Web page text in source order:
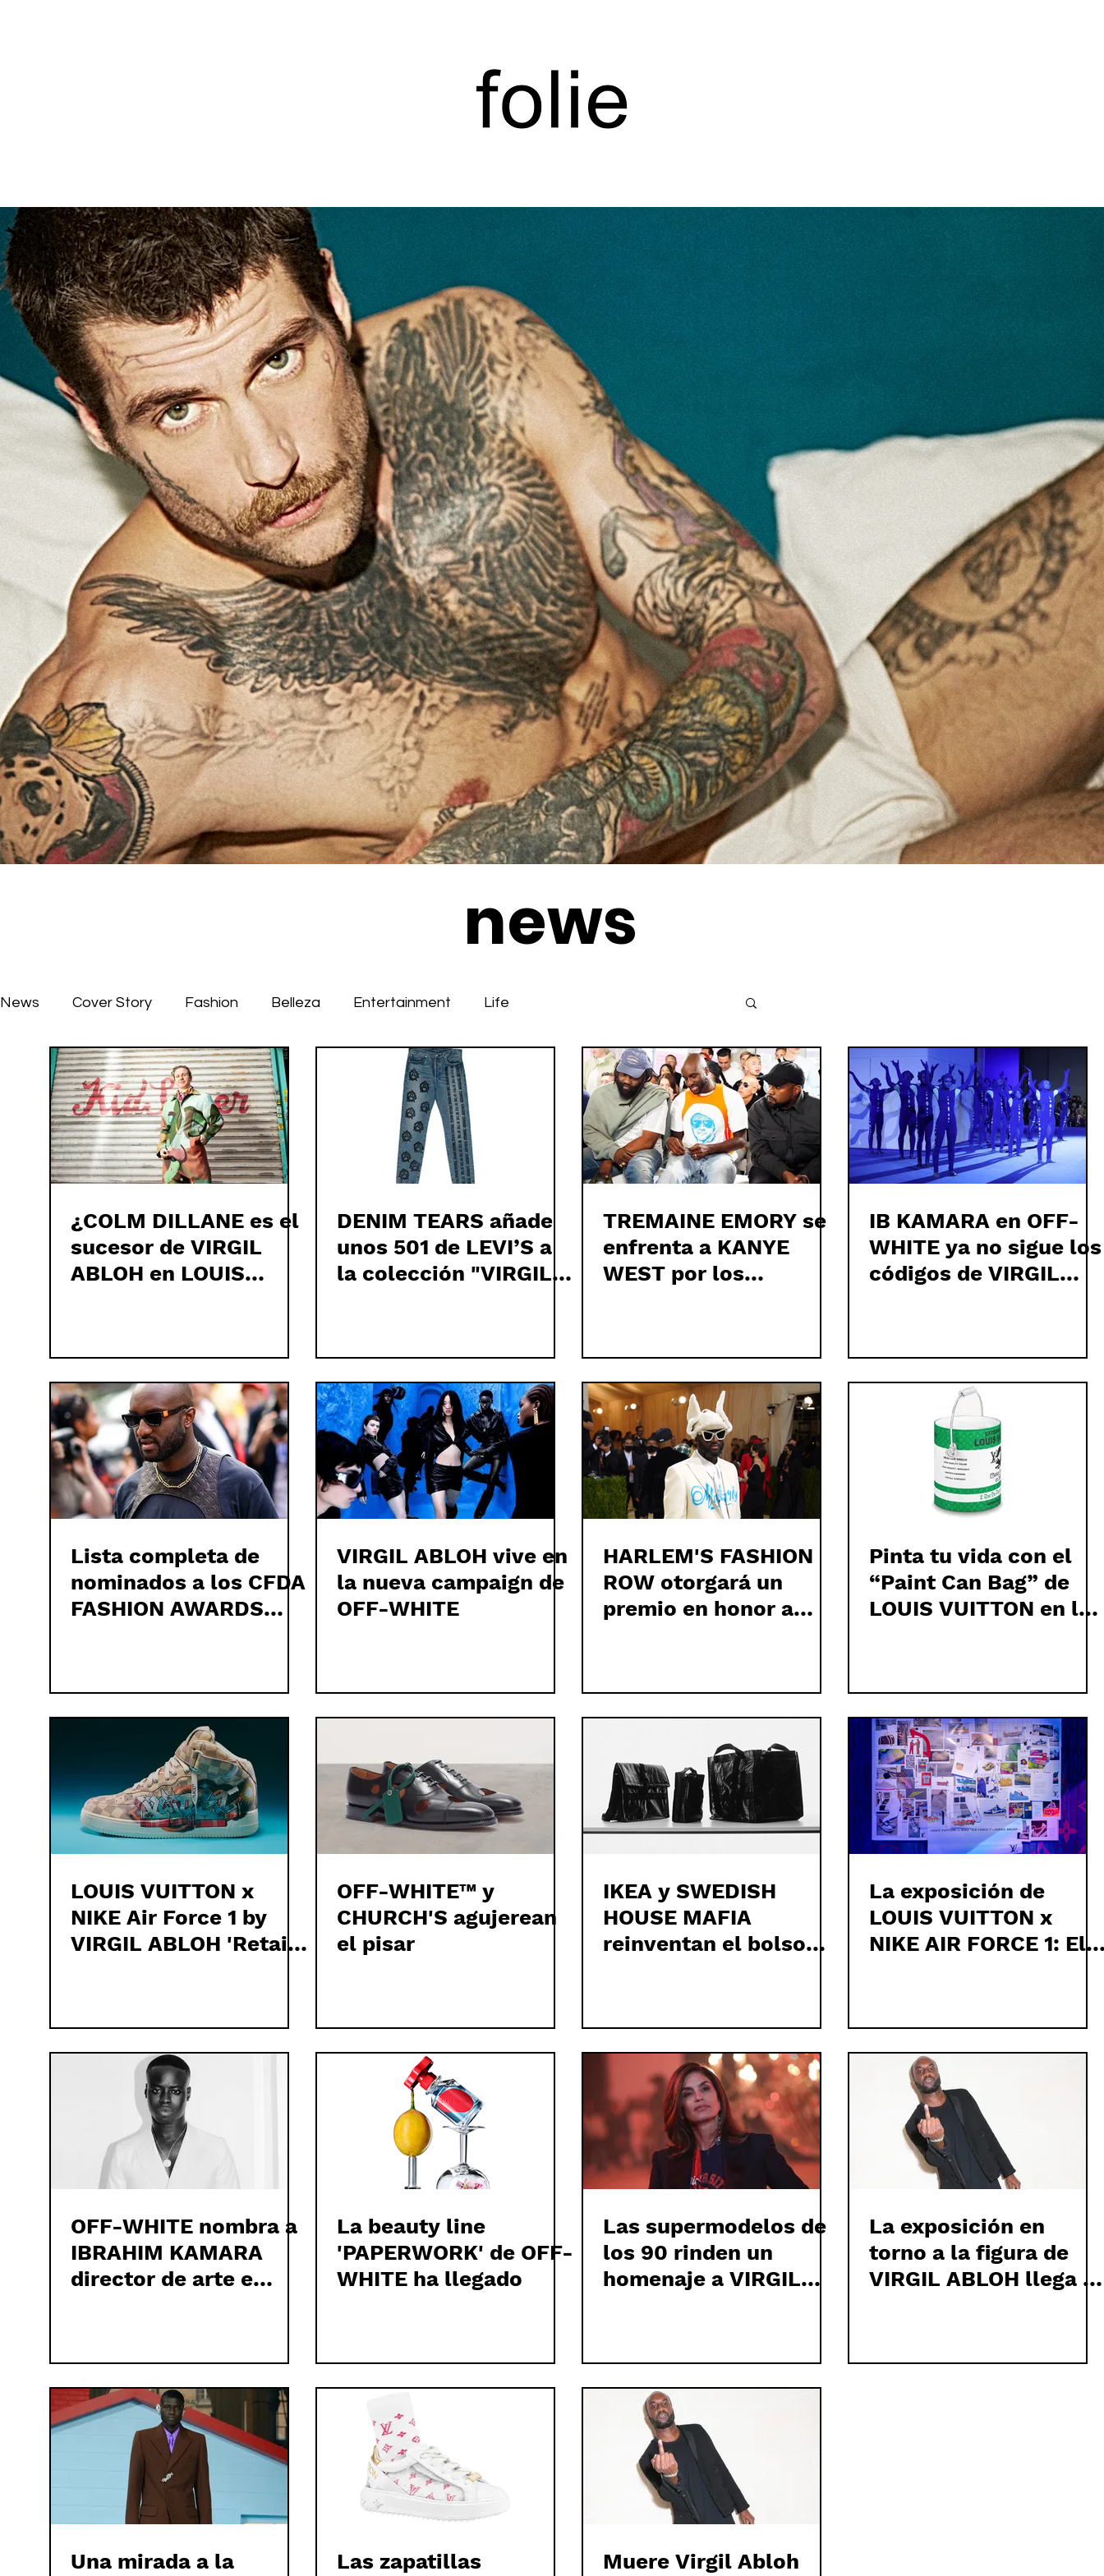
news
News Cover Story Fashion Belleza Entertainment Life
¿COLM DILLANE es el
sucesor de VIRGIL
ABLOH en LOUIS
DENIM TEARS añade
unos 501 de LEVI’S a
la colección "VIRGIL
TREMAINE EMORY se
enfrenta a KANYE
WEST por los
IB KAMARA en OFF-
WHITE ya no sigue los
códigos de VIRGIL
Lista completa de
nominados a los CFDA
FASHION AWARDS
VIRGIL ABLOH vive en
la nueva campaign de
OFF-WHITE
HARLEM'S FASHION
ROW otorgará un
premio en honor a
Pinta tu vida con el
“Paint Can Bag” de
LOUIS VUITTON en los
LOUIS VUITTON x
NIKE Air Force 1 by
VIRGIL ABLOH 'Retail
OFF-WHITE™ y
CHURCH'S agujerean
el pisar
IKEA y SWEDISH
HOUSE MAFIA
reinventan el bolso
La exposición de
LOUIS VUITTON x
NIKE AIR FORCE 1: El
OFF-WHITE nombra a
IBRAHIM KAMARA
director de arte e
La beauty line
'PAPERWORK' de OFF-
WHITE ha llegado
Las supermodelos de
los 90 rinden un
homenaje a VIRGIL
La exposición en
torno a la figura de
VIRGIL ABLOH llega al
Una mirada a la
Las zapatillas
Muere Virgil Abloh